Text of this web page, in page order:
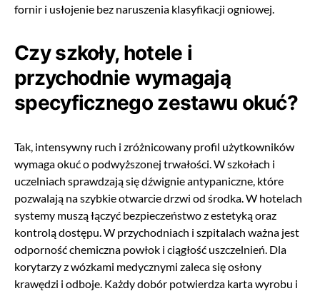
fornir i usłojenie bez naruszenia klasyfikacji ogniowej.
Czy szkoły, hotele i
przychodnie wymagają
specyficznego zestawu okuć?
Tak, intensywny ruch i zróżnicowany profil użytkowników
wymaga okuć o podwyższonej trwałości. W szkołach i
uczelniach sprawdzają się dźwignie antypaniczne, które
pozwalają na szybkie otwarcie drzwi od środka. W hotelach
systemy muszą łączyć bezpieczeństwo z estetyką oraz
kontrolą dostępu. W przychodniach i szpitalach ważna jest
odporność chemiczna powłok i ciągłość uszczelnień. Dla
korytarzy z wózkami medycznymi zaleca się osłony
krawędzi i odboje. Każdy dobór potwierdza karta wyrobu i